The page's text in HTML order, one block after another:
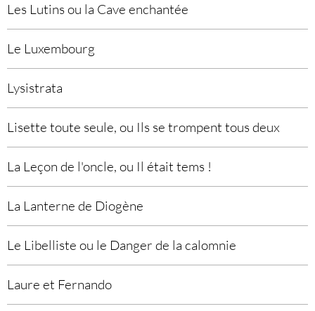
Les Lutins ou la Cave enchantée
Le Luxembourg
Lysistrata
Lisette toute seule, ou Ils se trompent tous deux
La Leçon de l'oncle, ou Il était tems !
La Lanterne de Diogène
Le Libelliste ou le Danger de la calomnie
Laure et Fernando